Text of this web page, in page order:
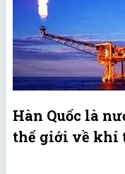
Hàn Quốc là
thế giới về khí